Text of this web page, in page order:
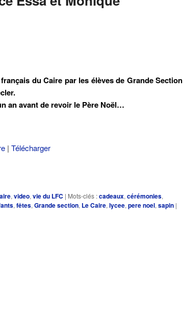
du Caire par les élèves de Grande Section
an avant de revoir le Père Noël…
| Télécharger
, video, vie du LFC | Mots-clés :cadeaux, cérémonies,
, fêtes, Grande section, Le Caire, lycee, pere noel, sapin |